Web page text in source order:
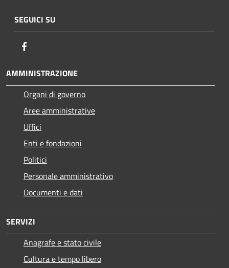
SEGUICI SU
AMMINISTRAZIONE
Organi di governo
Aree amministrative
Uffici
Enti e fondazioni
Politici
Personale amministrativo
Documenti e dati
SERVIZI
Anagrafe e stato civile
Cultura e tempo libero